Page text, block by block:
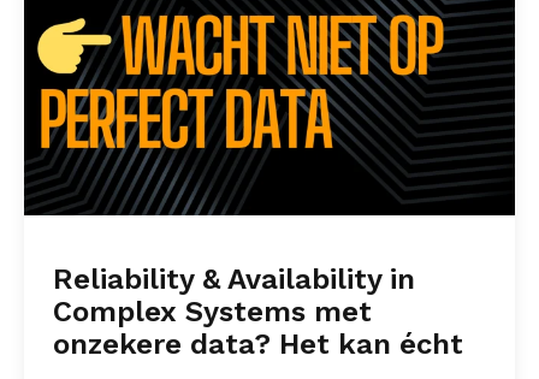
Reliability & Availability in
Complex Systems met
onzekere data? Het kan écht